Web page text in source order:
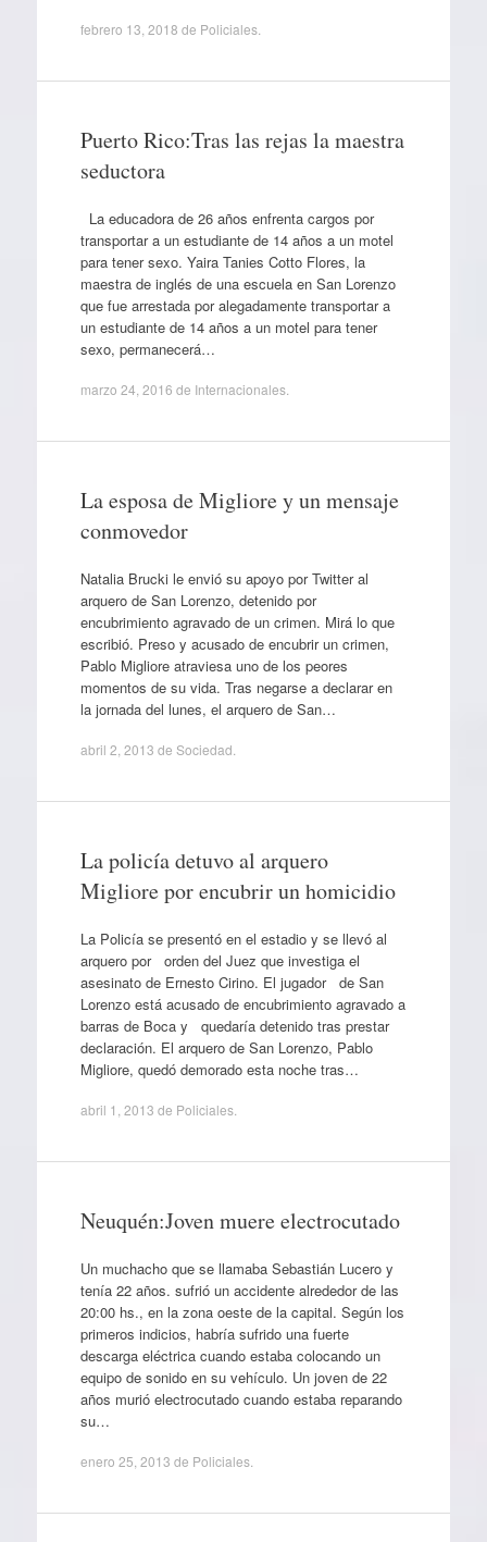
febrero 13, 2018 de Policiales.
Puerto Rico:Tras las rejas la maestra
seductora
La educadora de 26 años enfrenta cargos por
transportar a un estudiante de 14 años a un motel
para tener sexo. Yaira Tanies Cotto Flores, la
maestra de inglés de una escuela en San Lorenzo
que fue arrestada por alegadamente transportar a
un estudiante de 14 años a un motel para tener
sexo, permanecerá…
marzo 24, 2016 de Internacionales.
La esposa de Migliore y un mensaje
conmovedor
Natalia Brucki le envió su apoyo por Twitter al
arquero de San Lorenzo, detenido por
encubrimiento agravado de un crimen. Mirá lo que
escribió. Preso y acusado de encubrir un crimen,
Pablo Migliore atraviesa uno de los peores
momentos de su vida. Tras negarse a declarar en
la jornada del lunes, el arquero de San…
abril 2, 2013 de Sociedad
La policía detuvo al arquero
Migliore por encubrir un homicidio
La Policía se presentó en el estadio y se llevó al
arquero por orden del Juez que investiga el
asesinato de Ernesto Cirino. El jugador de San
Lorenzo está acusado de encubrimiento agravado a
barras de Boca y quedaría detenido tras prestar
declaración. El arquero de San Lorenzo, Pablo
Migliore, quedó demorado esta noche tras…
abril 1, 2013 de Policiales.
Neuquén:Joven muere electrocutado
Un muchacho que se llamaba Sebastián Lucero y
tenía 22 años. sufrió un accidente alrededor de las
20:00 hs., en la zona oeste de la capital. Según los
primeros indicios, habría sufrido una fuerte
descarga eléctrica cuando estaba colocando un
equipo de sonido en su vehículo. Un joven de 22
años murió electrocutado cuando estaba reparando
su…
enero 25, 2013 de Policiales.